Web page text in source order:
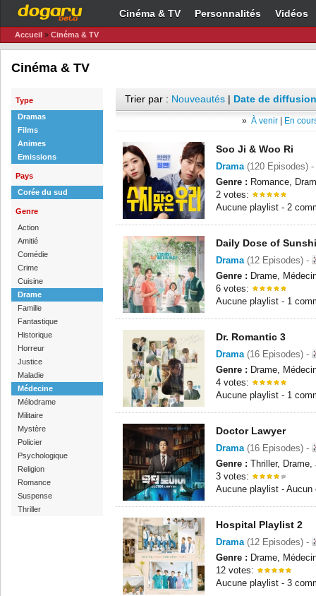
Cinéma & TV Personnalités Vidéos
Accueil » Cinéma & TV
Cinéma & TV
Type
Dramas
Films
Animes
Emissions
Pays
Corée du sud
Genre
Action
Amitié
Comédie
Crime
Cuisine
Drame
Famille
Fantastique
Historique
Horreur
Justice
Maladie
Médecine
Mélodrame
Militaire
Mystère
Policier
Psychologique
Religion
Romance
Suspense
Thriller
Trier par : Nouveautés | Date de
» À venir En
Soo Ji & Woo Ri
Drama(120 Episodes) -
Genre : Romance,
2 votes:
Aucune playlist - 2
Daily Dose of
Drama(12 Episodes) -
Genre : Drame,
6 votes:
Aucune playlist - 1
Dr. Romantic 3
Drama(16 Episodes) -
Genre : Drame,
4 votes:
Aucune playlist - 1
Doctor Lawyer
Drama(16 Episodes) -
Genre : Thriller,
3 votes:
Aucune playlist - Aucun
Hospital Playlist 2
Drama(12 Episodes) -
Genre : Drame,
12 votes:
Aucune playlist - 3